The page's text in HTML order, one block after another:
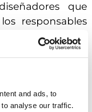
and ads, to
analyse our traffic.
que
responsables
revisan los
→ la
de ventas.